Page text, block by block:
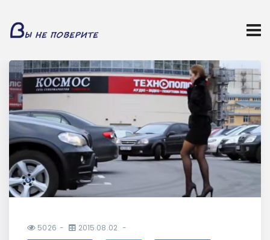
5026
2015.08.02